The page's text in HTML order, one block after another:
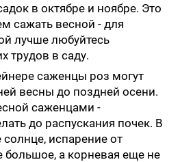
в октябре и ноябре. Это
сажать весной - для
лучше любуйтесь
трудов в саду.
саженцы роз могут
весны до поздней осени.
саженцами -
до распускания почек. В
испарение от
большое, а корневая еще не